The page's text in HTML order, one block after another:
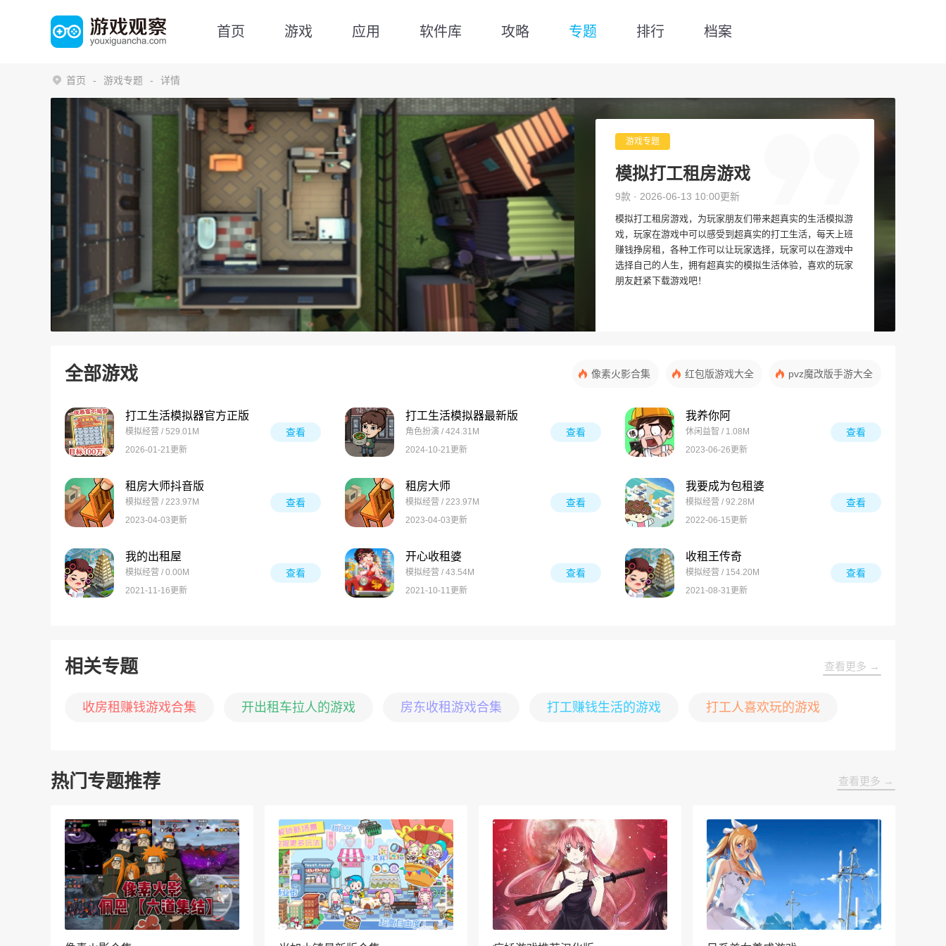
首页 游戏 应用 软件库 攻略 专题 排行 档案
首页 游戏专题 详情
游戏专题
模拟打工租房游戏
9款 · 2026-06-13 10:00更新
模拟打工租房游戏，为玩家朋友们带来超真实的生活模拟游
戏，玩家在游戏中可以感受到超真实的打工生活，每天上班
赚钱挣房租，各种工作可以让玩家选择，玩家可以在游戏中
选择自己的人生，拥有超真实的模拟生活体验，喜欢的玩家
朋友赶紧下载游戏吧！
全部游戏 像素火影合集 红包版游戏大全 pvz魔改版手游大全
打工生活模拟器官方正版
模拟经营 / 529.01M
2026-01-21更新
查看
打工生活模拟器最新版
角色扮演 / 424.31M
2024-10-21更新
查看
我养你阿
休闲益智 / 1.08M
2023-06-26更新
查看
租房大师抖音版
模拟经营 / 223.97M
2023-04-03更新
查看
租房大师
模拟经营 / 223.97M
2023-04-03更新
查看
我要成为包租婆
模拟经营 / 92.28M
2022-06-15更新
查看
我的出租屋
模拟经营 / 0.00M
2021-11-16更新
查看
开心收租婆
模拟经营 / 43.54M
2021-10-11更新
查看
收租王传奇
模拟经营 / 154.20M
2021-08-31更新
查看
相关专题 查看更多 →
收房租赚钱游戏合集 开出租车拉人的游戏 房东收租游戏合集 打工赚钱生活的游戏 打工人喜欢玩的游戏
热门专题推荐 查看更多 →